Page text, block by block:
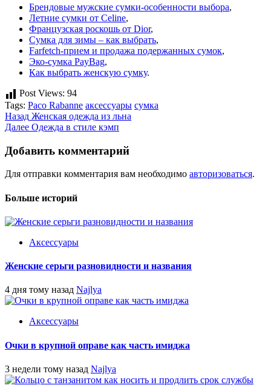
Брендовые мужские сумки-особенности выбора,
Летние сумки от Celine,
Французская роскошь от Dior,
Сумка для зимы – как выбрать,
Farfetch-прием и продажа подержанных сумок,
Эко-сумка PayBag,
Как выбрать женскую сумку.
Post Views: 94
Tags: Paco Rabanne аксессуары сумка
Post
navigation
Назад Женская одежда из льна
Далее Одежда в стиле кэмп
Добавить комментарий
Для отправки комментария вам необходимо авторизоваться.
Больше историй
Аксессуары
Женские серьги разновидности и названия
4 дня тому назад Najlya
Аксессуары
Очки в крупной оправе как часть имиджа
3 недели тому назад Najlya